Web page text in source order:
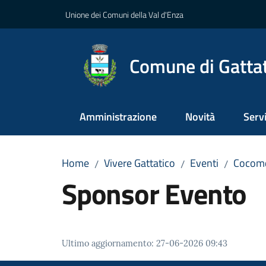
Unione dei Comuni della Val d'Enza
Comune di
Amministrazione Novità
Home / Vivere Gattatico / Eventi /
Sponsor Evento
Ultimo aggiornamento: 27-06-2026 09:43